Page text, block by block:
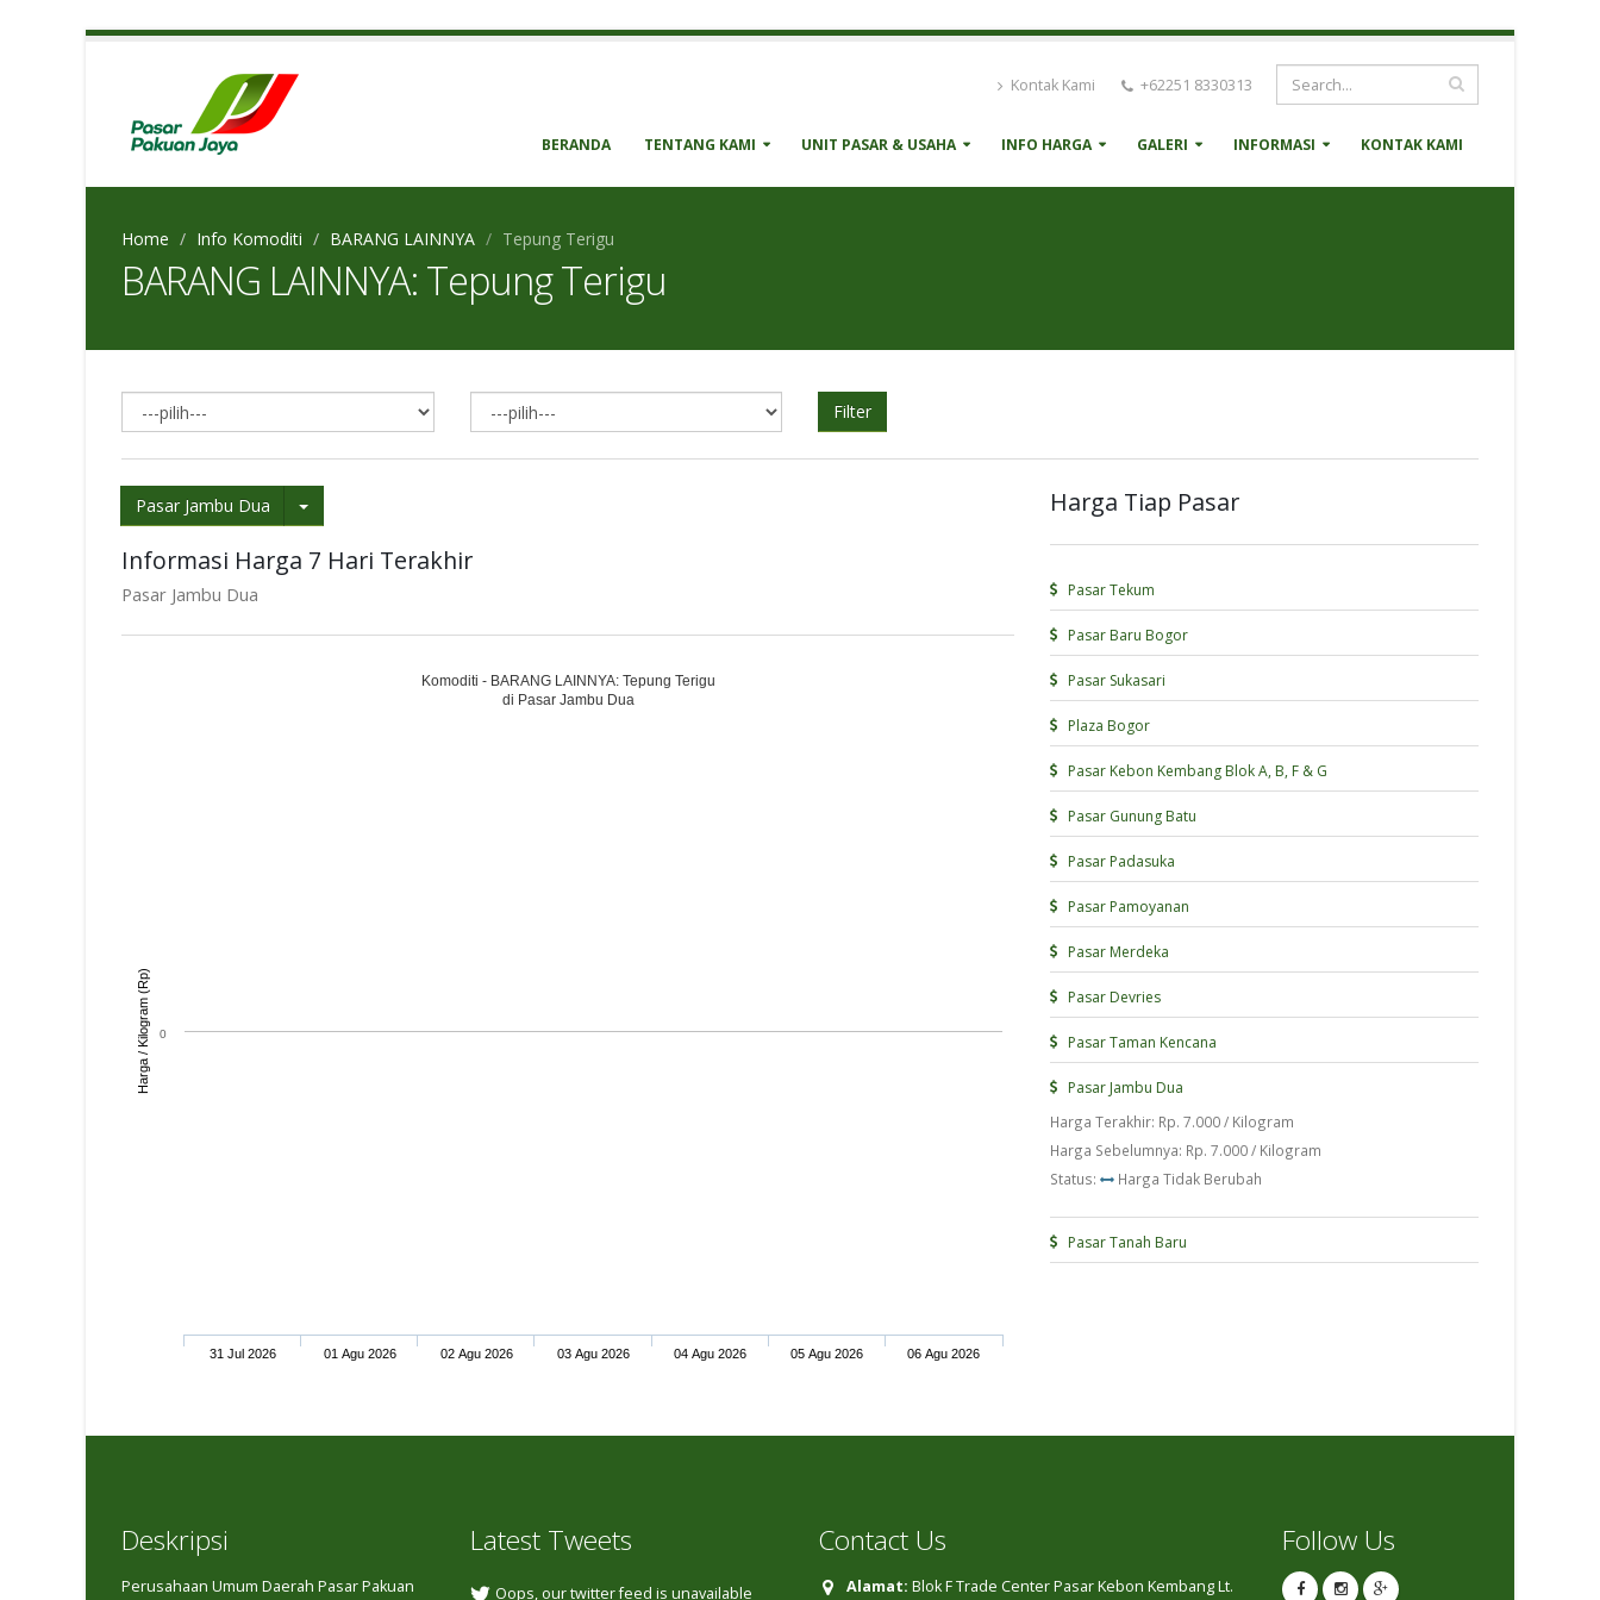
Kontak Kami +62251 8330313
BERANDA TENTANG KAMI UNIT PASAR & USAHA INFO HARGA GALERI INFORMASI KONTAK KAMI
Home Info Komoditi BARANG LAINNYA Tepung Terigu
BARANG LAINNYA: Tepung Terigu
Filter
Pasar Jambu Dua
Informasi Harga 7 Hari Terakhir
Pasar Jambu Dua
Harga / Kilogram (Rp)
Komoditi - BARANG LAINNYA: Tepung Terigu
di Pasar Jambu Dua
31 Jul 2026 01 Agu 2026 02 Agu 2026 03 Agu 2026 04 Agu 2026 05 Agu 2026 06 Agu 2026
0
Harga Tiap Pasar
Pasar Tekum
Pasar Baru Bogor
Pasar Sukasari
Plaza Bogor
Pasar Kebon Kembang Blok A, B, F & G
Pasar Gunung Batu
Pasar Padasuka
Pasar Pamoyanan
Pasar Merdeka
Pasar Devries
Pasar Taman Kencana
Pasar Jambu Dua
Harga Terakhir: Rp. 7.000 / Kilogram
Harga Sebelumnya: Rp. 7.000 / Kilogram
Status:
Harga Tidak Berubah
Pasar Tanah Baru
Deskripsi
Perusahaan Umum Daerah Pasar Pakuan
Latest Tweets
Oops, our twitter feed is unavailable
Contact Us
Alamat: Blok F Trade Center Pasar Kebon Kembang Lt.
Follow Us